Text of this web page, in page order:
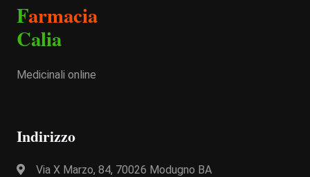
Farmacia
Calia
Medicinali online
Indirizzo
Via X Marzo, 84, 70026 Modugno BA